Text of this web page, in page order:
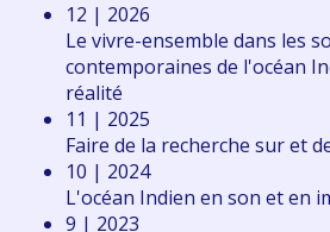
12 | 2026
Le vivre-ensemble dans les
contemporaines de l'océan
réalité
11 | 2025
Faire de la recherche sur et
10 | 2024
L'océan Indien en son et en
9 | 2023